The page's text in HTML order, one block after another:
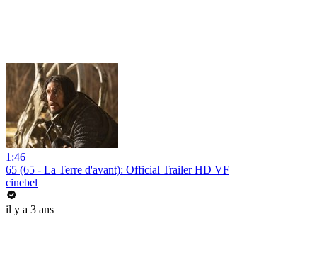
1:46
65 (65 - La Terre d'avant): Official Trailer HD VF
cinebel
il y a 3 ans